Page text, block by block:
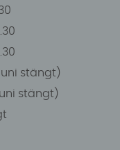
juni stängt)
stängt)